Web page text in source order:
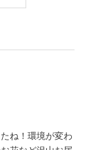
ね！環境が変わ